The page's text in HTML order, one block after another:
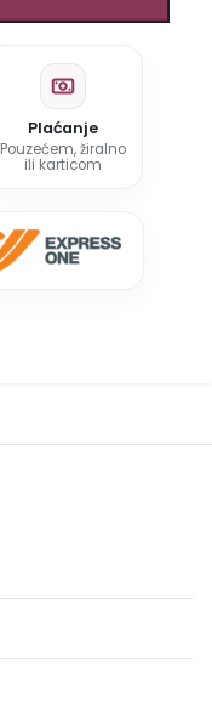
Plaćanje
Pouzećem, žiralno
ili karticom